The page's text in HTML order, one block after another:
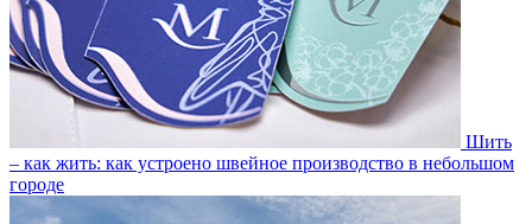
Шить
– как жить: как устроено швейное производство в небольшом
городе